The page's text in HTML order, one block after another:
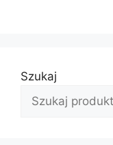
Szukaj